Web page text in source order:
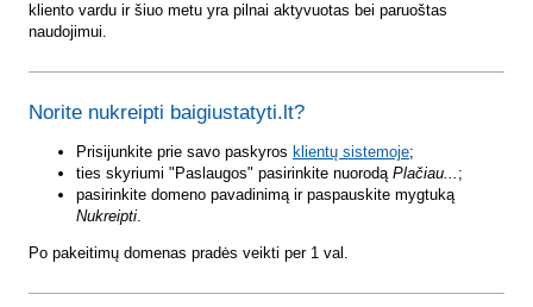
kliento vardu ir šiuo metu yra pilnai aktyvuotas bei paruoštas
naudojimui.
Norite nukreipti baigiustatyti.lt?
Prisijunkite prie savo paskyros klientų sistemoje;
ties skyriumi "Paslaugos" pasirinkite nuorodą Plačiau... ;
pasirinkite domeno pavadinimą ir paspauskite mygtuką
Nukreipti.
Po pakeitimų domenas pradės veikti per 1 val.